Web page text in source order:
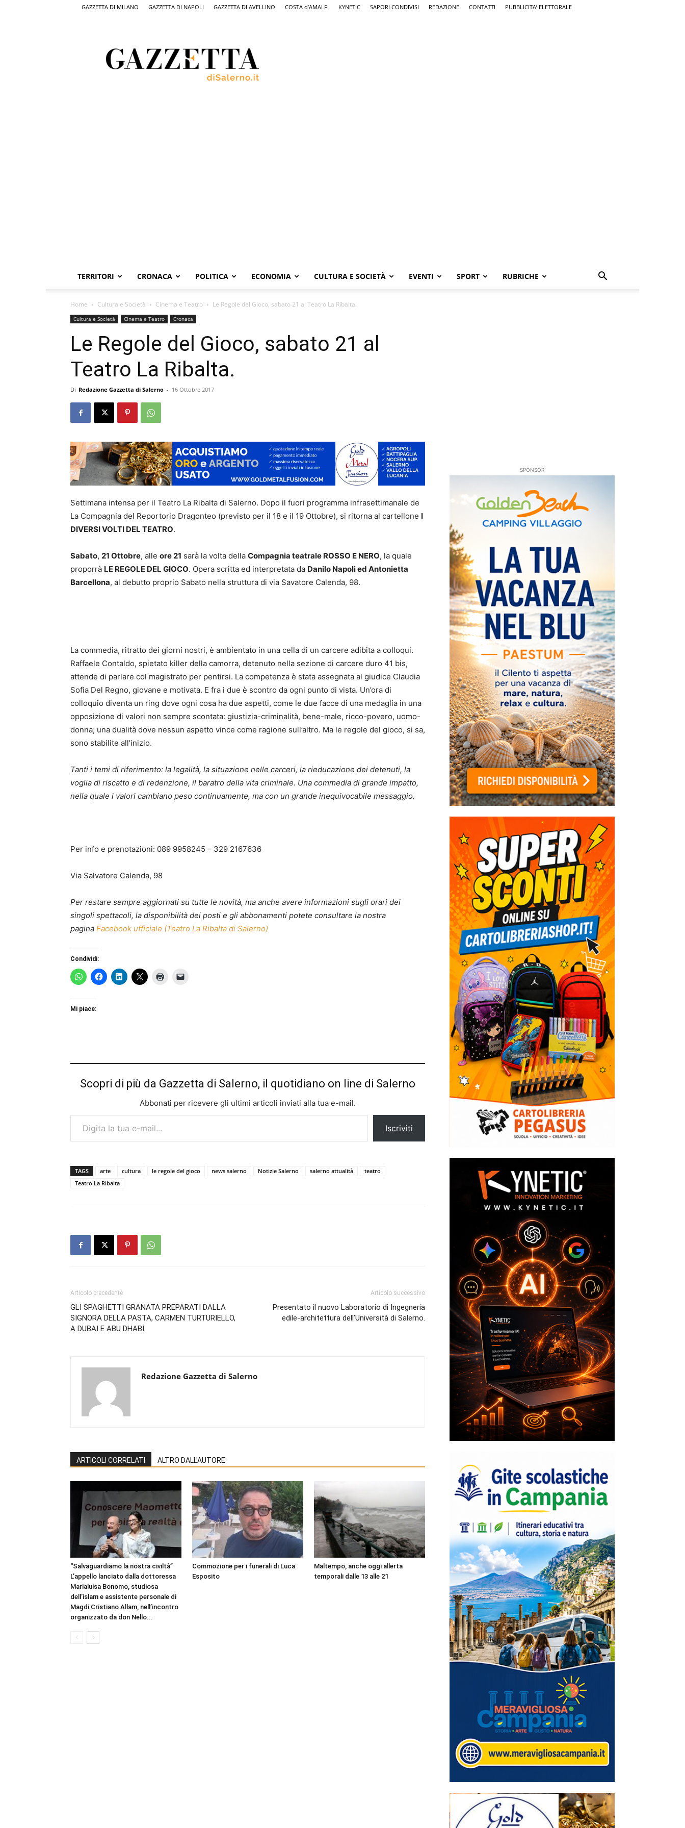
GAZZETTA DI MILANO GAZZETTA DI NAPOLI GAZZETTA DI AVELLINO COSTA d’AMALFI KYNETIC SAPORI CONDIVISI REDAZIONE CONTATTI PUBBLICITA’ ELETTORALE
Salerno,
il
quotidiano
TERRITORI CRONACA POLITICA ECONOMIA CULTURA E SOCIETÀ EVENTI SPORT RUBRICHE
Home Cultura e Società Cinema e Teatro Le Regole del Gioco, sabato 21 al Teatro La Ribalta.
Cultura e Società Cinema e Teatro Cronaca
Le Regole del Gioco, sabato 21 al
Teatro La Ribalta.
Di Redazione Gazzetta di Salerno - 16 Ottobre 2017
Settimana intensa per il Teatro La Ribalta di Salerno. Dopo il fuori programma infrasettimanale de
La Compagnia del Reportorio Dragonteo (previsto per il 18 e il 19 Ottobre), si ritorna al cartellone I
DIVERSI VOLTI DEL TEATRO.
Sabato, 21 Ottobre, alle ore 21 sarà la volta della Compagnia teatrale ROSSO E NERO, la quale
proporrà LE REGOLE DEL GIOCO. Opera scritta ed interpretata da Danilo Napoli ed Antonietta
Barcellona, al debutto proprio Sabato nella struttura di via Savatore Calenda, 98.
La commedia, ritratto dei giorni nostri, è ambientato in una cella di un carcere adibita a colloqui.
Raffaele Contaldo, spietato killer della camorra, detenuto nella sezione di carcere duro 41 bis,
attende di parlare col magistrato per pentirsi. La competenza è stata assegnata al giudice Claudia
Sofia Del Regno, giovane e motivata. E fra i due è scontro da ogni punto di vista. Un’ora di
colloquio diventa un ring dove ogni cosa ha due aspetti, come le due facce di una medaglia in una
opposizione di valori non sempre scontata: giustizia-criminalità, bene-male, ricco-povero, uomo-
donna; una dualità dove nessun aspetto vince come ragione sull’altro. Ma le regole del gioco, si sa,
sono stabilite all’inizio.
Tanti i temi di riferimento: la legalità, la situazione nelle carceri, la rieducazione dei detenuti, la
voglia di riscatto e di redenzione, il baratro della vita criminale. Una commedia di grande impatto,
nella quale i valori cambiano peso continuamente, ma con un grande inequivocabile messaggio.
Per info e prenotazioni: 089 9958245 – 329 2167636
Via Salvatore Calenda, 98
Per restare sempre aggiornati su tutte le novità, ma anche avere informazioni sugli orari dei
singoli spettacoli, la disponibilità dei posti e gli abbonamenti potete consultare la nostra
pagina Facebook ufficiale (Teatro La Ribalta di Salerno)
Condividi:
Mi piace:
Scopri di più da Gazzetta di Salerno, il quotidiano on line di Salerno
Abbonati per ricevere gli ultimi articoli inviati alla tua e-mail.
Digita la tua e-mail...
Iscriviti
TAGS arte cultura le regole del gioco news salerno Notizie Salerno salerno attualità
teatro
Teatro La Ribalta
Articolo precedente
GLI SPAGHETTI GRANATA PREPARATI DALLA
SIGNORA DELLA PASTA, CARMEN TURTURIELLO,
A DUBAI E ABU DHABI
Articolo successivo
Presentato il nuovo Laboratorio di Ingegneria
edile-architettura dell’Università di Salerno.
Redazione Gazzetta di Salerno
ARTICOLI CORRELATI ALTRO DALL'AUTORE
“Salvaguardiamo la nostra civiltà”
L’appello lanciato dalla dottoressa
Marialuisa Bonomo, studiosa
dell’islam e assistente personale di
Magdi Cristiano Allam, nell’incontro
organizzato da don Nello...
Commozione per i funerali di Luca
Esposito
Maltempo, anche oggi allerta
temporali dalle 13 alle 21
SPONSOR